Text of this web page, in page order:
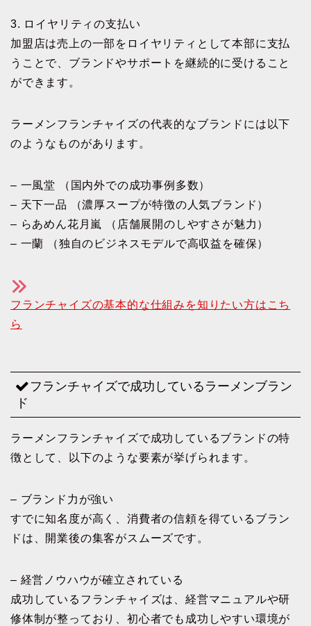
3. ロイヤリティの支払い
加盟店は売上の一部をロイヤリティとして本部に支払
うことで、ブランドやサポートを継続的に受けること
ができます。
ラーメンフランチャイズの代表的なブランドには以下
のようなものがあります。
– 一風堂 （国内外での成功事例多数）
– 天下一品 （濃厚スープが特徴の人気ブランド）
– らあめん花月嵐 （店舗展開のしやすさが魅力）
– 一蘭 （独自のビジネスモデルで高収益を確保）
フランチャイズの基本的な仕組みを知りたい方はこち
ら
フランチャイズで成功しているラーメンブラン
ド
ラーメンフランチャイズで成功しているブランドの特
徴として、以下のような要素が挙げられます。
– ブランド力が強い
すでに知名度が高く、消費者の信頼を得ているブラン
ドは、開業後の集客がスムーズです。
– 経営ノウハウが確立されている
成功しているフランチャイズは、経営マニュアルや研
修体制が整っており、初心者でも成功しやすい環境が